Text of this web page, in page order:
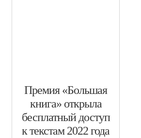
​Премия «Большая
книга» открыла
бесплатный доступ
к текстам 2022 года